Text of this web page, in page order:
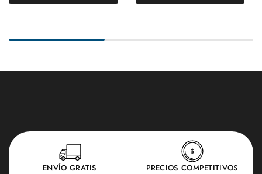
ENVÍO GRATIS PRECIOS COMPETITIVOS